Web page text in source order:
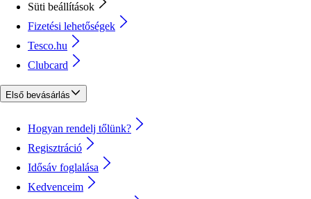
Süti beállítások
Fizetési lehetőségek
Tesco.hu
Clubcard
Első bevásárlás
Hogyan rendelj tőlünk?
Regisztráció
Idősáv foglalása
Kedvenceim